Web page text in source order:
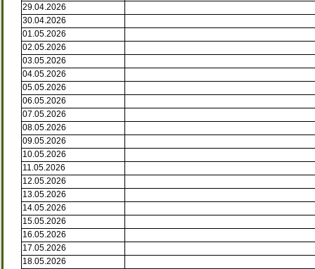
29.04.2026
30.04.2026
01.05.2026
02.05.2026
03.05.2026
04.05.2026
05.05.2026
06.05.2026
07.05.2026
08.05.2026
09.05.2026
10.05.2026
11.05.2026
12.05.2026
13.05.2026
14.05.2026
15.05.2026
16.05.2026
17.05.2026
18.05.2026